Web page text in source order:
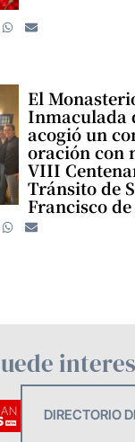
El
Inmaculada
acogió un
oración con
VIII
Tránsito de
Francisco
DIRECTORIO